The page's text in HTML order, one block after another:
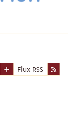
Flux RSS